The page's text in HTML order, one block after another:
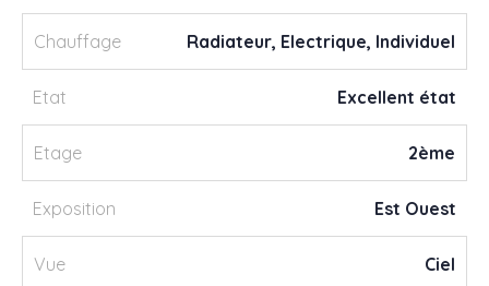
Chauffage Radiateur, Electrique, Individuel
Etat Excellent état
Etage 2ème
Exposition Est Ouest
Vue Ciel